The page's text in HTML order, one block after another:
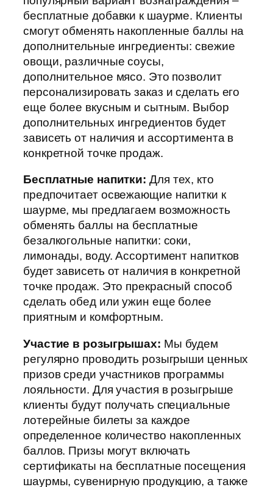
бесплатные добавки к шаурме. Клиенты
смогут обменять накопленные баллы на
дополнительные ингредиенты: свежие
овощи, различные соусы,
дополнительное мясо. Это позволит
персонализировать заказ и сделать его
еще более вкусным и сытным. Выбор
дополнительных ингредиентов будет
зависеть от наличия и ассортимента в
конкретной точке продаж.
Бесплатные напитки: Для тех, кто
предпочитает освежающие напитки к
шаурме, мы предлагаем возможность
обменять баллы на бесплатные
безалкогольные напитки: соки,
лимонады, воду. Ассортимент напитков
будет зависеть от наличия в конкретной
точке продаж. Это прекрасный способ
сделать обед или ужин еще более
приятным и комфортным.
Участие в розыгрышах: Мы будем
регулярно проводить розыгрыши ценных
призов среди участников программы
лояльности. Для участия в розыгрыше
клиенты будут получать специальные
лотерейные билеты за каждое
определенное количество накопленных
баллов. Призы могут включать
сертификаты на бесплатные посещения
шаурмы, сувенирную продукцию, а также